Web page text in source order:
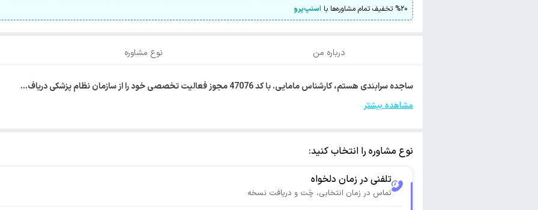
%۲۰ تخفیف تمام مشاوره‌ها با اسنپ‌پرو
درباره من نوع مشاوره
ساجده سرابندی هستم، کارشناس مامایی. با کد 47076 مجوز فعالیت تخصصی خود را از سازمان نظام پزشکی دریاف…
مشاهده بیشتر
نوع مشاوره را انتخاب کنید:
تلفنی در زمان دلخواه
تماس در زمان انتخابی، چَت و دریافت نسخه